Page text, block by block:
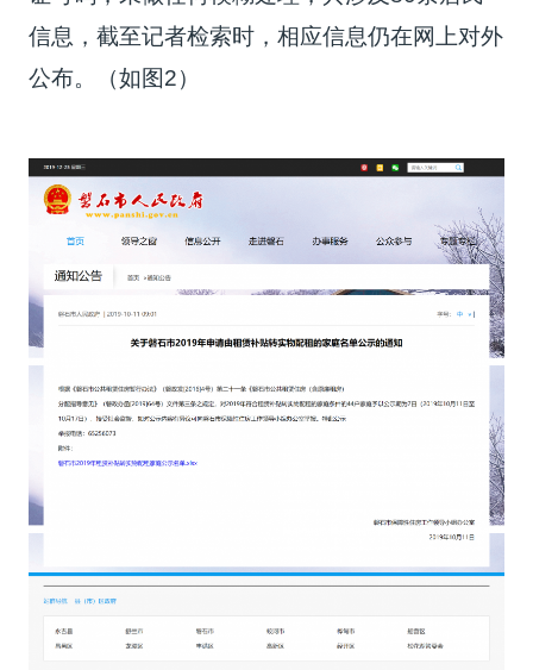
信息，截至记者检索时，相应信息仍在网上对外
公布。（如图2）